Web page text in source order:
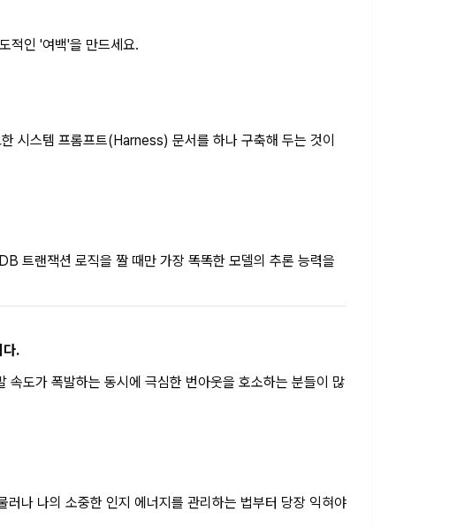
적인 '여백'을 만드세요.
시스템 프롬프트(Harness) 문서를 하나 구축해 두는 것이
트랜잭션 로직을 짤 때만 가장 똑똑한 모델의 추론 능력을
다.
도가 폭발하는 동시에 극심한 번아웃을 호소하는 분들이 많
나 나의 소중한 인지 에너지를 관리하는 법부터 당장 익혀야